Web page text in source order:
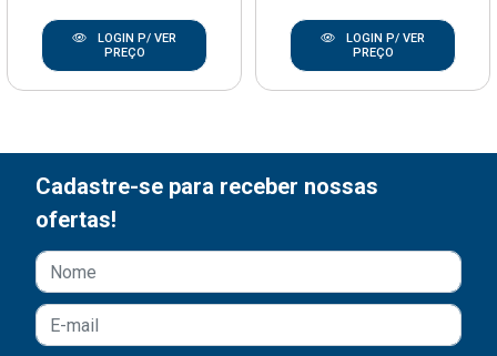
LOGIN P/ VER
PREÇO
LOGIN P/ VER
PREÇO
Cadastre-se para receber nossas
ofertas!